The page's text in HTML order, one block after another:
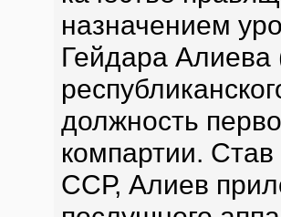
назначением
Гейдара Алиева
должность
компартии.
ССР, Алиев